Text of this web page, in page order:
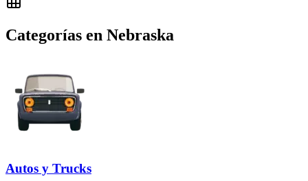
Categorías en Nebraska
Autos y Trucks